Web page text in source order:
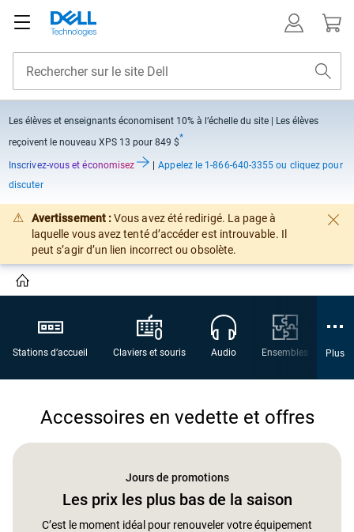
Les élèves et enseignants économisent 10% à l’échelle du site | Les élèves
reçoivent le nouveau XPS 13 pour 849 $*
Inscrivez-vous et économisez Appelezle 1-866-640-3355 ou cliquez pour
discuter
Avertissement :Vous avez été redirigé. La page à
laquelle vous avez tenté d’accéder est introuvable. Il
peut s’agir d’un lien incorrect ou obsolète.
Stations d’accueil Claviers et souris Audio Ensembles Plus
Accessoires en vedette et offres
Jours de promotions
Les prix les plus bas de la saison
C’est le moment idéal pour renouveler votre équipement